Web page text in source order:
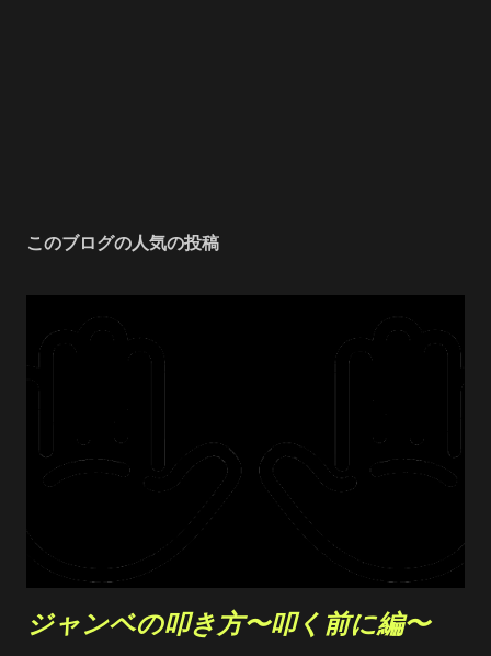
このブログの人気の投稿
ジャンベの叩き方〜叩く前に編〜